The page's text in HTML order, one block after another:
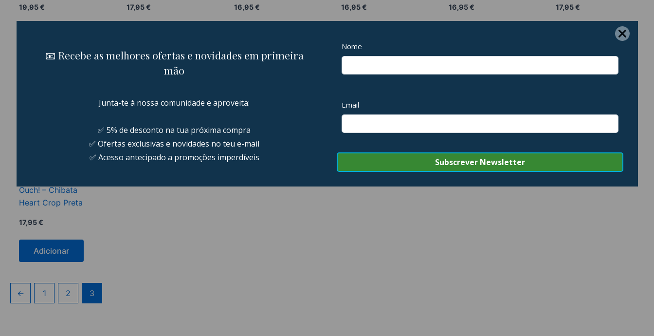
19,95€ 17,95€ 16,95€ 16,95€ 16,95€ 17,95€
Ouch! – Chibata
Heart Crop Preta
17,95€
Adicionar
← 1 2 3